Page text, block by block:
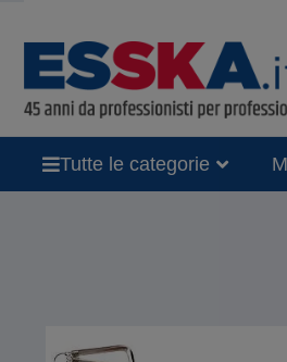
Tutte le categorie